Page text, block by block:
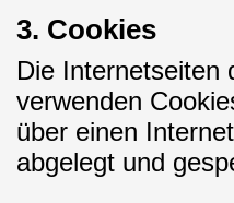
3. Cookies
Die Internetseiten
verwenden
über einen
abgelegt und